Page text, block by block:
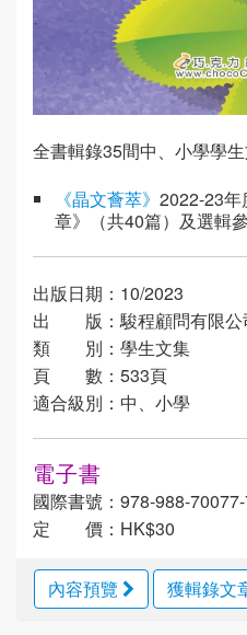
全書輯錄35間中、小學學生
《晶文薈萃》 2022-23
章》（共40篇）及選輯
出版日期：10/2023
出 版：駿程顧問有限公
類 別：學生文集
頁 數：533頁
適合級別：中、小學
電子書
國際書號：978-988-
定 價：HK$30
內容預覽 獲輯錄文